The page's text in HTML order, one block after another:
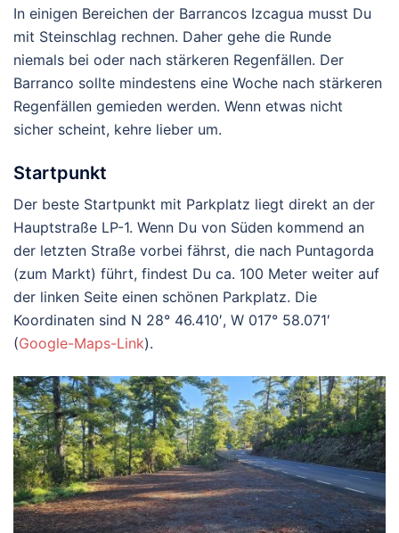
In einigen Bereichen der Barrancos Izcagua musst Du
mit Steinschlag rechnen. Daher gehe die Runde
niemals bei oder nach stärkeren Regenfällen. Der
Barranco sollte mindestens eine Woche nach stärkeren
Regenfällen gemieden werden. Wenn etwas nicht
sicher scheint, kehre lieber um.
Startpunkt
Der beste Startpunkt mit Parkplatz liegt direkt an der
Hauptstraße LP-1. Wenn Du von Süden kommend an
der letzten Straße vorbei fährst, die nach Puntagorda
(zum Markt) führt, findest Du ca. 100 Meter weiter auf
der linken Seite einen schönen Parkplatz. Die
Koordinaten sind N 28° 46.410′, W 017° 58.071′
(Google-Maps-Link).